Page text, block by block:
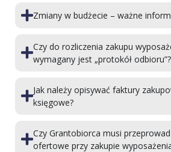
Zmiany w budżecie – ważne
Czy do rozliczenia zakupu
wymagany jest „protokół odbioru”?
Jak należy opisywać faktury
księgowe?
Czy Grantobiorca musi
ofertowe przy zakupie